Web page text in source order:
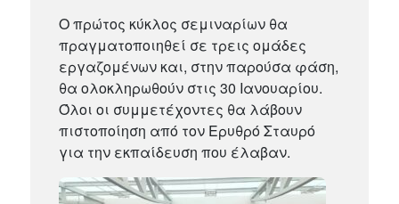
Ο πρώτος κύκλος σεμιναρίων θα
πραγματοποιηθεί σε τρεις ομάδες
εργαζομένων και, στην παρούσα φάση,
θα ολοκληρωθούν στις 30 Ιανουαρίου.
Όλοι οι συμμετέχοντες θα λάβουν
πιστοποίηση από τον Ερυθρό Σταυρό
για την εκπαίδευση που έλαβαν.